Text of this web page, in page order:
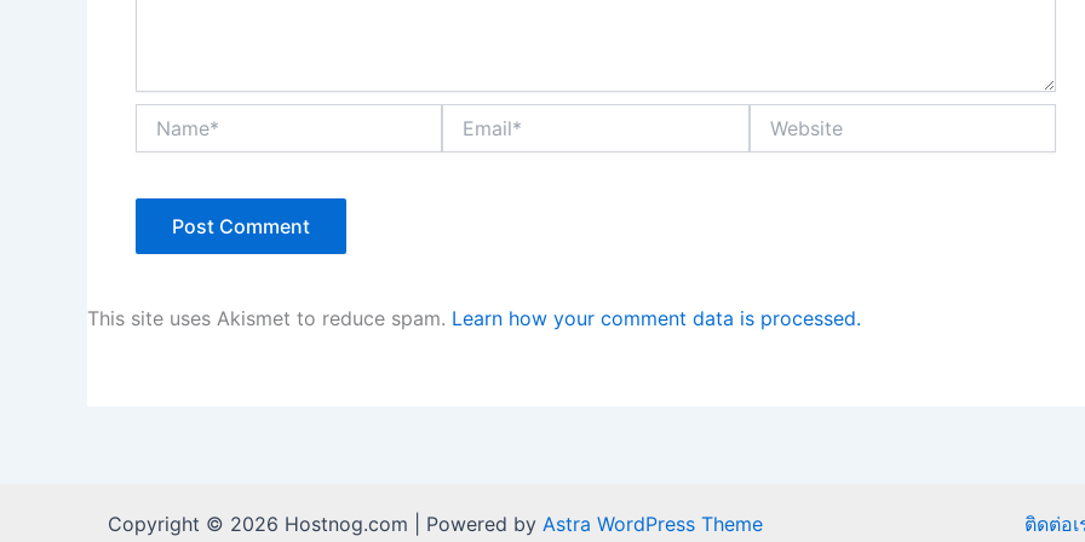
This site uses Akismet to reduce spam. Learn how your comment data is processed.
Copyright © 2026 Hostnog.com | Powered by Astra WordPress Theme ติดต่อเ